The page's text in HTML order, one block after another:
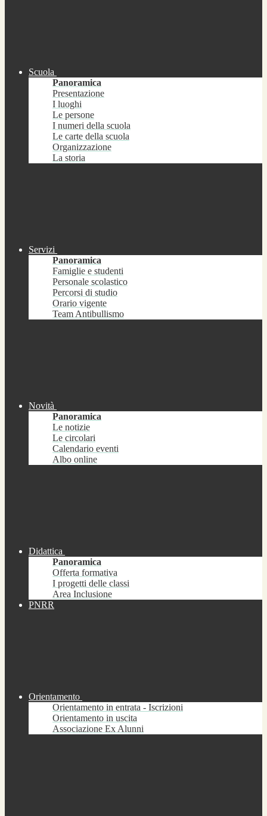
Scuola
Panoramica
Presentazione
I luoghi
Le persone
I numeri della scuola
Le carte della scuola
Organizzazione
La storia
Servizi
Panoramica
Famiglie e studenti
Personale scolastico
Percorsi di studio
Orario vigente
Team Antibullismo
Novità
Panoramica
Le notizie
Le circolari
Calendario eventi
Albo online
Didattica
Panoramica
Offerta formativa
I progetti delle classi
Area Inclusione
PNRR
Orientamento
Orientamento in entrata - Iscrizioni
Orientamento in uscita
Associazione Ex Alunni